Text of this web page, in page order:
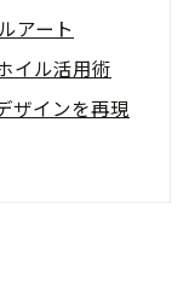
アート
イル活用術
ザインを再現
ネイルホイル